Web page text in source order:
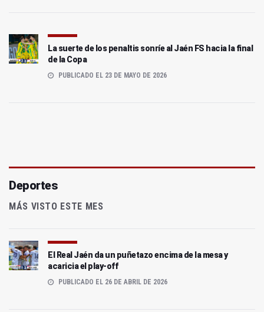
La suerte de los penaltis sonríe al Jaén FS hacia la final
de la Copa
PUBLICADO EL 23 DE MAYO DE 2026
Deportes
MÁS VISTO ESTE MES
El Real Jaén da un puñetazo encima de la mesa y
acaricia el play-off
PUBLICADO EL 26 DE ABRIL DE 2026